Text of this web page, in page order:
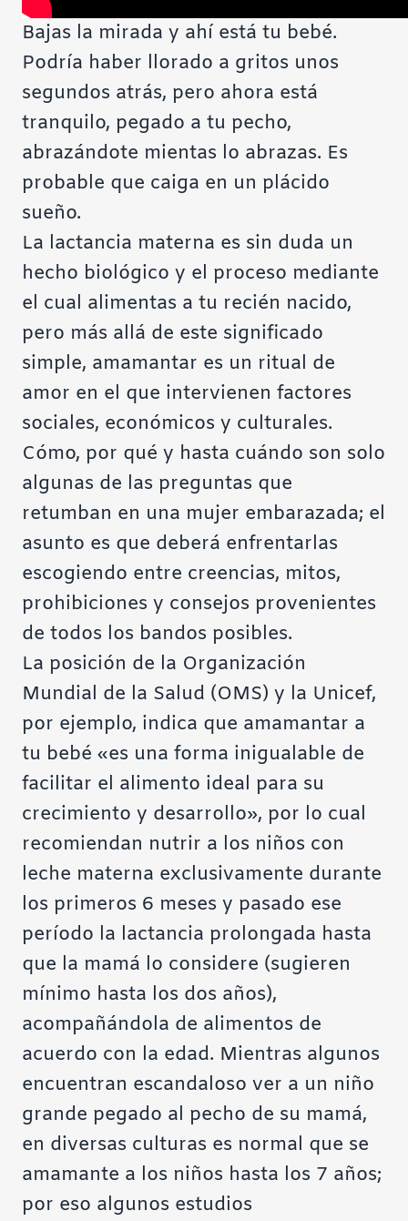
Bajas la mirada y ahí está tu bebé.
Podría haber llorado a gritos unos
segundos atrás, pero ahora está
tranquilo, pegado a tu pecho,
abrazándote mientas lo abrazas. Es
probable que caiga en un plácido
sueño.
La lactancia materna es sin duda un
hecho biológico y el proceso mediante
el cual alimentas a tu recién nacido,
pero más allá de este significado
simple, amamantar es un ritual de
amor en el que intervienen factores
sociales, económicos y culturales.
Cómo, por qué y hasta cuándo son solo
algunas de las preguntas que
retumban en una mujer embarazada; el
asunto es que deberá enfrentarlas
escogiendo entre creencias, mitos,
prohibiciones y consejos provenientes
de todos los bandos posibles.
La posición de la Organización
Mundial de la Salud (OMS) y la Unicef,
por ejemplo, indica que amamantar a
tu bebé «es una forma inigualable de
facilitar el alimento ideal para su
crecimiento y desarrollo», por lo cual
recomiendan nutrir a los niños con
leche materna exclusivamente durante
los primeros 6 meses y pasado ese
período la lactancia prolongada hasta
que la mamá lo considere (sugieren
mínimo hasta los dos años),
acompañándola de alimentos de
acuerdo con la edad. Mientras algunos
encuentran escandaloso ver a un niño
grande pegado al pecho de su mamá,
en diversas culturas es normal que se
amamante a los niños hasta los 7 años;
por eso algunos estudios